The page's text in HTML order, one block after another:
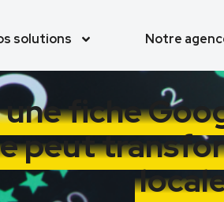
solutions Notre
fiche
peut